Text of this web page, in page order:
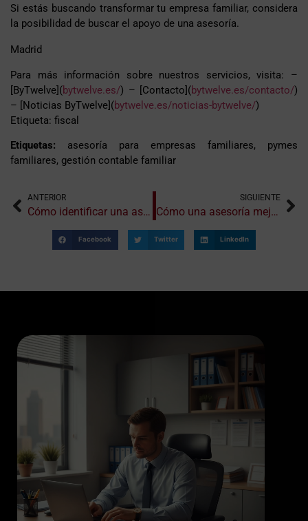
Si estás buscando transformar tu empresa familiar, considera
la posibilidad de buscar el apoyo de una asesoría.
Madrid
Para más información sobre nuestros servicios, visita: –
[ByTwelve](bytwelve.es/) – [Contacto](bytwelve.es/contacto/)
– [Noticias ByTwelve](bytwelve.es/noticias-bytwelve/)
Etiqueta: fiscal
Etiquetas: asesoría para empresas familiares, pymes
familiares, gestión contable familiar
ANTERIOR
Cómo identificar una asesoría con enfoque humano y personalizado
SIGUIENTE
Cómo una asesoría mejora la relación con tus empleados
Facebook Twitter LinkedIn